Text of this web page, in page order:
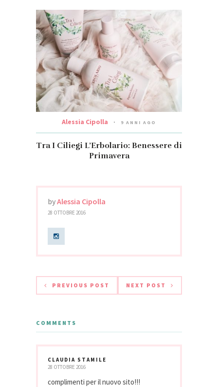
Alessia Cipolla 9 ANNI AGO
Tra I Ciliegi L’Erbolario: Benessere di
Primavera
byAlessia Cipolla
28 OTTOBRE 2016
PREVIOUS POST NEXT POST
COMMENTS
CLAUDIA STAMILE
28 OTTOBRE 2016
complimenti per il nuovo sito!!!